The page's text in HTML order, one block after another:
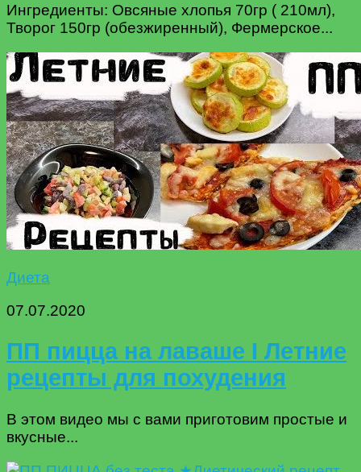
Ингредиенты: Овсяные хлопья 70гр ( 210мл),
Творог 150гр (обезжиренный), Фермерское...
Диета
07.07.2020
ПП пицца на лаваше I Летние
рецепты для похудения
В этом видео мы с вами приготовим простые и
вкусные...